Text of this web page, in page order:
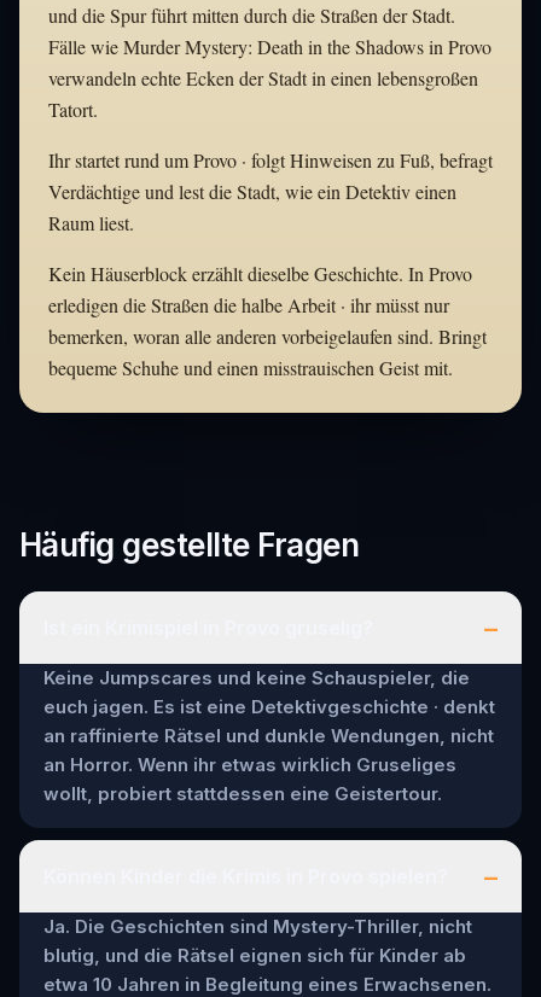
und die Spur führt mitten durch die Straßen der Stadt.
Fälle wie Murder Mystery: Death in the Shadows in Provo
verwandeln echte Ecken der Stadt in einen lebensgroßen
Tatort.
Ihr startet rund um Provo · folgt Hinweisen zu Fuß, befragt
Verdächtige und lest die Stadt, wie ein Detektiv einen
Raum liest.
Kein Häuserblock erzählt dieselbe Geschichte. In Provo
erledigen die Straßen die halbe Arbeit · ihr müsst nur
bemerken, woran alle anderen vorbeigelaufen sind. Bringt
bequeme Schuhe und einen misstrauischen Geist mit.
Häufig gestellte Fragen
–
Keine Jumpscares und keine Schauspieler, die
euch jagen. Es ist eine Detektivgeschichte · denkt
an raffinierte Rätsel und dunkle Wendungen, nicht
an Horror. Wenn ihr etwas wirklich Gruseliges
wollt, probiert stattdessen eine Geistertour.
–
Ja. Die Geschichten sind Mystery-Thriller, nicht
blutig, und die Rätsel eignen sich für Kinder ab
etwa 10 Jahren in Begleitung eines Erwachsenen.